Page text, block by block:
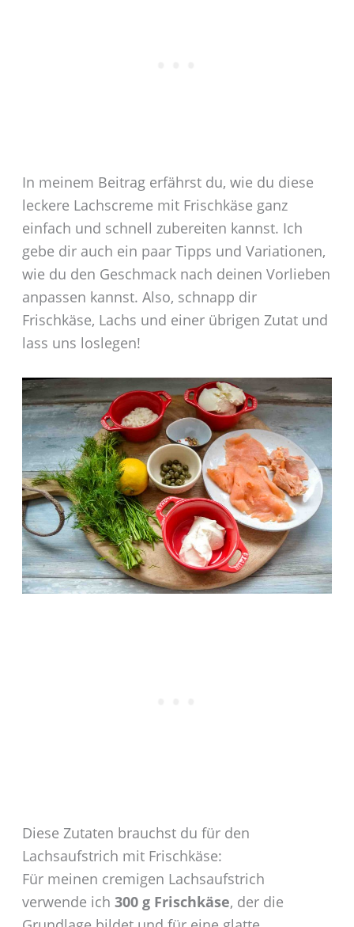
In meinem Beitrag erfährst du, wie du diese
leckere Lachscreme mit Frischkäse ganz
einfach und schnell zubereiten kannst. Ich
gebe dir auch ein paar Tipps und Variationen,
wie du den Geschmack nach deinen Vorlieben
anpassen kannst. Also, schnapp dir
Frischkäse, Lachs und einer übrigen Zutat und
lass uns loslegen!
Diese Zutaten brauchst du für den
Lachsaufstrich mit Frischkäse:
Für meinen cremigen Lachsaufstrich
verwende ich 300 g Frischkäse, der die